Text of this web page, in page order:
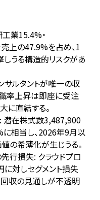
業15.4%・
上の47.9%を占め、1
うる構造的リスクがあ
ルタントが唯一の収
率上昇は即座に受注
に直結する。
: 潜在株式数3,487,900
相当し、2026年9月以
の希薄化が生じうる。
行損失: クラウドプロ
対しセグメント損失
収の見通しが不透明